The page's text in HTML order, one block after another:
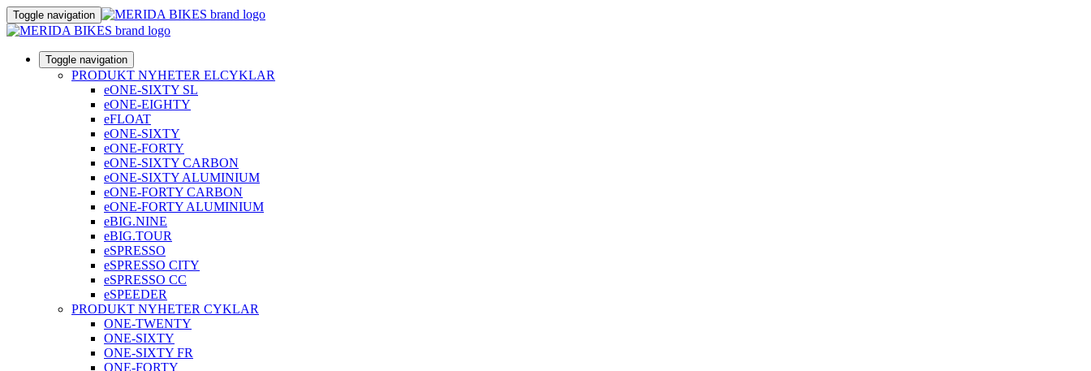
Toggle navigation
Toggle navigation
PRODUKT NYHETER ELCYKLAR
eONE-SIXTY SL
eONE-EIGHTY
eFLOAT
eONE-SIXTY
eONE-FORTY
eONE-SIXTY CARBON
eONE-SIXTY ALUMINIUM
eONE-FORTY CARBON
eONE-FORTY ALUMINIUM
eBIG.NINE
eBIG.TOUR
eSPRESSO
eSPRESSO CITY
eSPRESSO CC
eSPEEDER
PRODUKT NYHETER CYKLAR
ONE-TWENTY
ONE-SIXTY
ONE-SIXTY FR
ONE-FORTY